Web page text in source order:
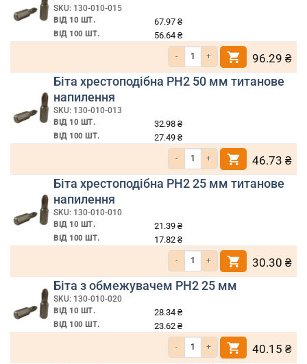
SKU: 130-010-015
ВІД 10 ШТ. 67.97 ₴
ВІД 100 ШТ. 56.64 ₴
Кількість Біта хрестоподібна PH2 70
96.29 ₴
Біта хрестоподібна PH2 50 мм титанове
напилення
SKU: 130-010-013
ВІД 10 ШТ. 32.98 ₴
ВІД 100 ШТ. 27.49 ₴
Кількість Біта хрестоподібна PH2 50
46.73 ₴
Біта хрестоподібна PH2 25 мм титанове
напилення
SKU: 130-010-010
ВІД 10 ШТ. 21.39 ₴
ВІД 100 ШТ. 17.82 ₴
Кількість Біта хрестоподібна PH2 25
30.30 ₴
Біта з обмежувачем PH2 25 мм
SKU: 130-010-020
ВІД 10 ШТ. 28.34 ₴
ВІД 100 ШТ. 23.62 ₴
Кількість Біта з обмежувачем PH2 25
40.15 ₴